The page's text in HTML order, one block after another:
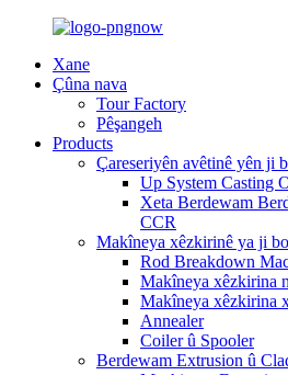
Xane
Çûna nava
Tour Factory
Pêşangeh
Products
Çareseriyên avêtinê yên ji
Up System Casting
Xeta Berdewam
CCR
Makîneya xêzkirinê ya ji
Rod Breakdown
Makîneya xêzkirina
Makîneya xêzkirina
Annealer
Coiler û Spooler
Berdewam Extrusion û